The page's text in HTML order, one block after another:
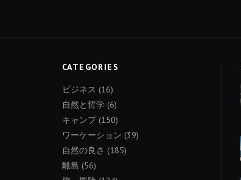
CATEGORIES
ビジネス (16)
自然と哲学 (6)
キャンプ(150)
ワーケーション (39)
自然の良さ (185)
離島 (56)